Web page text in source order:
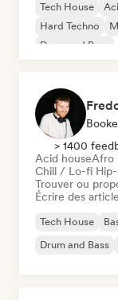
Tech House
Hard Techno
Drum and Bass
> 1400
Acid houseAfro
Chill / Lo-fi
Trouver ou
Écrire des
Tech House
Drum and Bass